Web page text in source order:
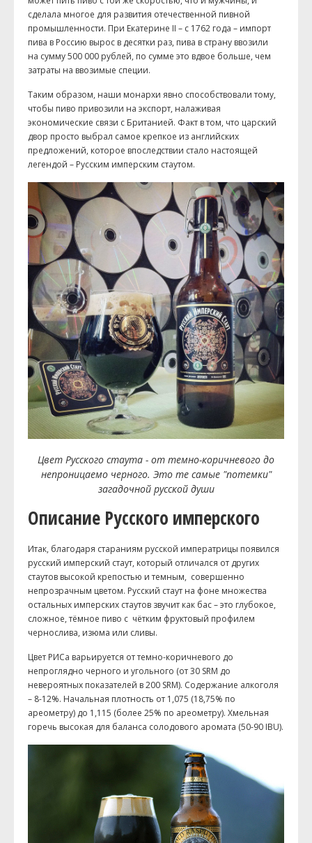
сделала многое для развития отечественной пивной
промышленности. При Екатерине II – с 1762 года – импорт
пива в Россию вырос в десятки раз, пива в страну ввозили
на сумму 500 000 рублей, по сумме это вдвое больше, чем
затраты на ввозимые специи.
Таким образом, наши монархи явно способствовали тому,
чтобы пиво привозили на экспорт, налаживая
экономические связи с Британией. Факт в том, что царский
двор просто выбрал самое крепкое из английских
предложений, которое впоследствии стало настоящей
легендой – Русским имперским стаутом.
Цвет Русского стаута - от темно-коричневого до
непроницаемо черного. Это те самые "потемки"
загадочной русской души
Описание Русского имперского
Итак, благодаря стараниям русской императрицы появился
русский имперский стаут, который отличался от других
стаутов высокой крепостью и темным, совершенно
непрозрачным цветом. Русский стаут на фоне множества
остальных имперских стаутов звучит как бас – это глубокое,
сложное, тёмное пиво с чётким фруктовый профилем
чернослива, изюма или сливы.
Цвет РИСа варьируется от темно-коричневого до
непроглядно черного и угольного (от 30 SRM до
невероятных показателей в 200 SRM). Содержание алкоголя
– 8-12%. Начальная плотность от 1,075 (18,75% по
ареометру) до 1,115 (более 25% по ареометру). Хмельная
горечь высокая для баланса солодового аромата (50-90 IBU).